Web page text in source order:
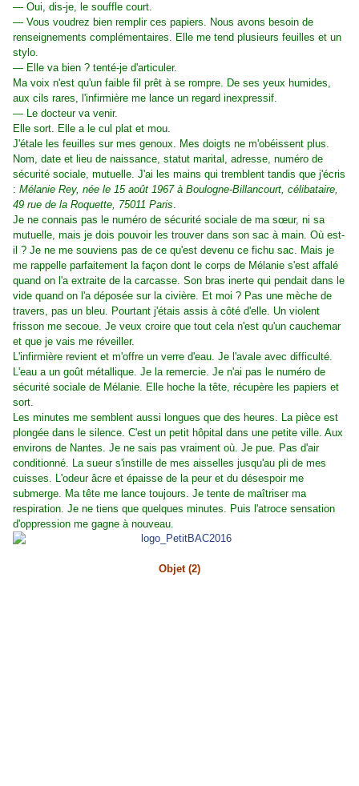
— Oui, dis-je, le souffle court.
— Vous voudrez bien remplir ces papiers. Nous avons besoin de
renseignements complémentaires. Elle me tend plusieurs feuilles et un
stylo.
— Elle va bien ? tenté-je d'articuler.
Ma voix n'est qu'un faible fil prêt à se rompre. De ses yeux humides,
aux cils rares, l'infirmière me lance un regard inexpressif.
— Le docteur va venir.
Elle sort. Elle a le cul plat et mou.
J'étale les feuilles sur mes genoux. Mes doigts ne m'obéissent plus.
Nom, date et lieu de naissance, statut marital, adresse, numéro de
sécurité sociale, mutuelle. J'ai les mains qui tremblent tandis que j'écris
: Mélanie Rey, née le 15 août 1967 à Boulogne-Billancourt, célibataire,
49 rue de la Roquette, 75011 Paris.
Je ne connais pas le numéro de sécurité sociale de ma sœur, ni sa
mutuelle, mais je dois pouvoir les trouver dans son sac à main. Où est-
il ? Je ne me souviens pas de ce qu'est devenu ce fichu sac. Mais je
me rappelle parfaitement la façon dont le corps de Mélanie s'est affalé
quand on l'a extraite de la carcasse. Son bras inerte qui pendait dans le
vide quand on l'a déposée sur la civière. Et moi ? Pas une mèche de
travers, pas un bleu. Pourtant j'étais assis à côté d'elle. Un violent
frisson me secoue. Je veux croire que tout cela n'est qu'un cauchemar
et que je vais me réveiller.
L'infirmière revient et m'offre un verre d'eau. Je l'avale avec difficulté.
L'eau a un goût métallique. Je la remercie. Je n'ai pas le numéro de
sécurité sociale de Mélanie. Elle hoche la tête, récupère les papiers et
sort.
Les minutes me semblent aussi longues que des heures. La pièce est
plongée dans le silence. C'est un petit hôpital dans une petite ville. Aux
environs de Nantes. Je ne sais pas vraiment où. Je pue. Pas d'air
conditionné. La sueur s'instille de mes aisselles jusqu'au pli de mes
cuisses. L'odeur âcre et épaisse de la peur et du désespoir me
submerge. Ma tête me lance toujours. Je tente de maîtriser ma
respiration. Je ne tiens que quelques minutes. Puis l'atroce sensation
d'oppression me gagne à nouveau.
Objet (2)